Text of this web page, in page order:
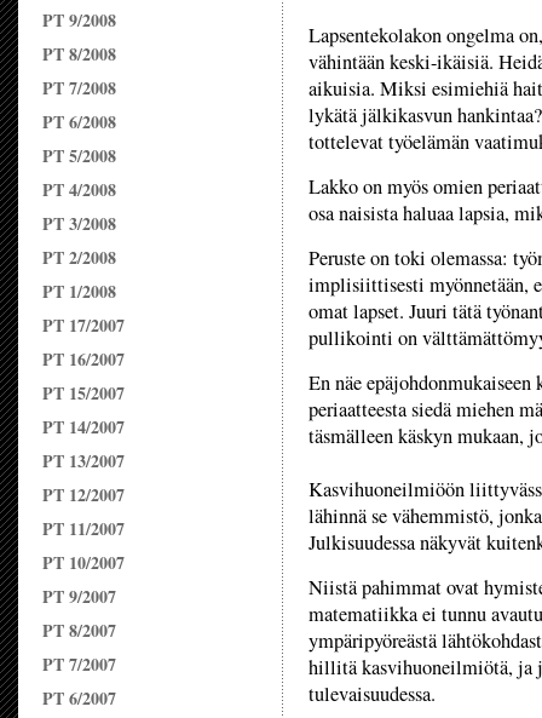
PT 9/2008
PT 8/2008
PT 7/2008
PT 6/2008
PT 5/2008
PT 4/2008
PT 3/2008
PT 2/2008
PT 1/2008
PT 17/2007
PT 16/2007
PT 15/2007
PT 14/2007
PT 13/2007
PT 12/2007
PT 11/2007
PT 10/2007
PT 9/2007
PT 8/2007
PT 7/2007
PT 6/2007
Lapsentekolakon ongelma
vähintään keski-ikäisiä.
aikuisia. Miksi esimiehiä
lykätä jälkikasvun
tottelevat työelämän
Lakko on myös omien
osa naisista haluaa lapsia,
Peruste on toki olemassa:
implisiittisesti myönnetään,
omat lapset. Juuri tätä
pullikointi on
En näe
periaatteesta siedä miehen
täsmälleen käskyn mukaan,
Kasvihuoneilmiöön
lähinnä se vähemmistö,
Julkisuudessa näkyvät
Niistä pahimmat ovat
matematiikka ei tunnu
ympäripyöreästä
hillitä kasvihuoneilmiötä, ja
tulevaisuudessa.